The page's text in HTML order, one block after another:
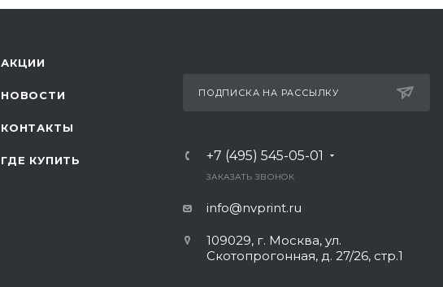
АКЦИИ
НОВОСТИ
КОНТАКТЫ
ГДЕ КУПИТЬ
ПОДПИСКА НА РАССЫЛКУ
+7 (495) 545-05-01
ЗАКАЗАТЬ ЗВОНОК
info@nvprint.ru
109029, г. Москва, ул.
Скотопрогонная, д. 27/26, стр.1